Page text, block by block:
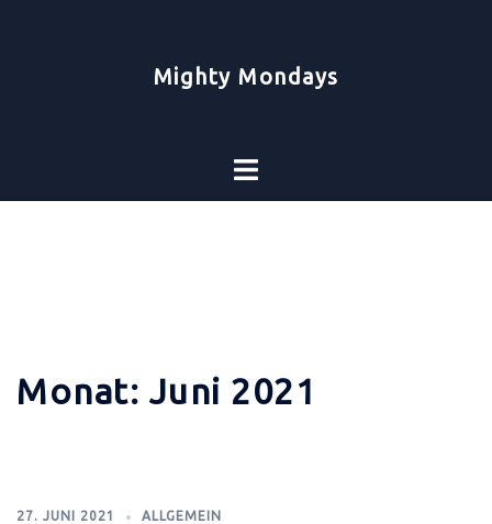
Mighty Mondays
Toggle
Monat: Juni 2021
27. JUNI 2021 ALLGEMEIN